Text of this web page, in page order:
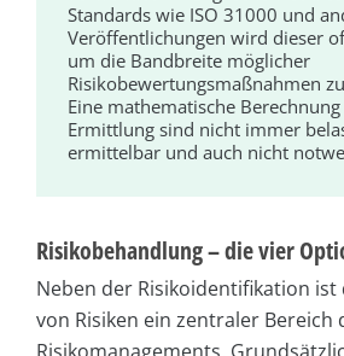
Standards wie ISO 31000 und
Veröffentlichungen wird dieser
um die Bandbreite möglicher
Risikobewertungsmaßnahmen
Eine mathematische
Ermittlung sind nicht immer
ermittelbar und auch nicht
Risikobehandlung – die vier
Neben der Risikoidentifikation ist
von Risiken ein zentraler Bereich